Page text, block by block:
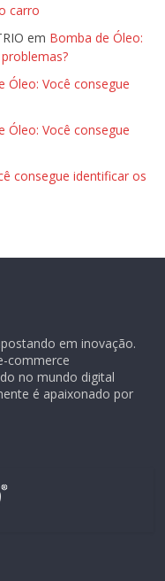
carro
em Bomba de Óleo:
Óleo: Você consegue
Óleo: Você consegue
consegue identificar os
em inovação.
commerce
no mundo digital
é apaixonado por